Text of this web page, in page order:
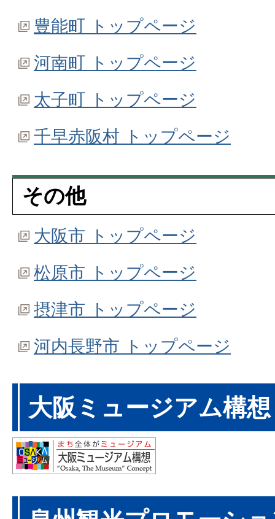
豊能町 トップページ
河南町 トップページ
太子町 トップページ
千早赤阪村 トップページ
その他
大阪市 トップページ
松原市 トップページ
摂津市 トップページ
河内長野市 トップページ
大阪ミュージアム構想